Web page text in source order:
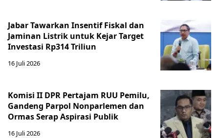
Jabar Tawarkan Insentif Fiskal dan
Jaminan Listrik untuk Kejar Target
Investasi Rp314 Triliun
16 Juli 2026
Komisi II DPR Pertajam RUU Pemilu,
Gandeng Parpol Nonparlemen dan
Ormas Serap Aspirasi Publik
16 Juli 2026